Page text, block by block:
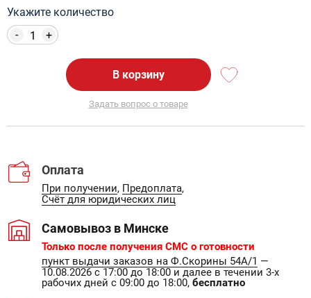
Укажите количество
+
-
В корзину
Задать вопрос о товаре
Оплата
При получении, Предоплата,
Счёт для юридических лиц
Самовывоз в Минске
Только после получения СМС о готовности
пункт выдачи заказов на Ф.Скорины 54А/1 —
10.08.2026 с 17:00 до 18:00 и далее в течении 3-х
рабочих дней с 09:00 до 18:00, бесплатно